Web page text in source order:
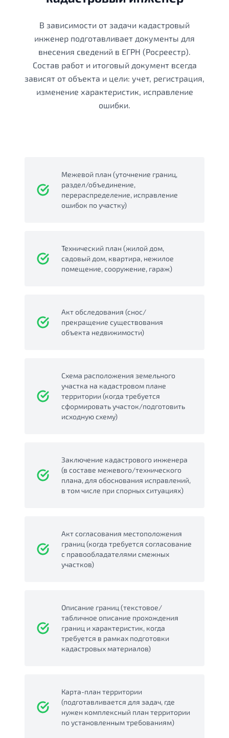
В зависимости от задачи кадастровый
инженер подготавливает документы для
внесения сведений в ЕГРН (Росреестр).
Состав работ и итоговый документ всегда
зависят от объекта и цели: учет, регистрация,
изменение характеристик, исправление
ошибки.
Межевой план (уточнение границ,
раздел/объединение,
перераспределение, исправление
ошибок по участку)
Технический план (жилой дом,
садовый дом, квартира, нежилое
помещение, сооружение, гараж)
Акт обследования (снос/
прекращение существования
объекта недвижимости)
Схема расположения земельного
участка на кадастровом плане
территории (когда требуется
сформировать участок/подготовить
исходную схему)
Заключение кадастрового инженера
(в составе межевого/технического
плана, для обоснования исправлений,
в том числе при спорных ситуациях)
Акт согласования местоположения
границ (когда требуется согласование
с правообладателями смежных
участков)
Описание границ (текстовое/
табличное описание прохождения
границ и характеристик, когда
требуется в рамках подготовки
кадастровых материалов)
Карта-план территории
(подготавливается для задач, где
нужен комплексный план территории
по установленным требованиям)